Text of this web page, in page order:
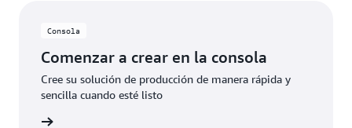
Consola
Comenzar a crear en la consola
Cree su solución de producción de manera rápida y
sencilla cuando esté listo